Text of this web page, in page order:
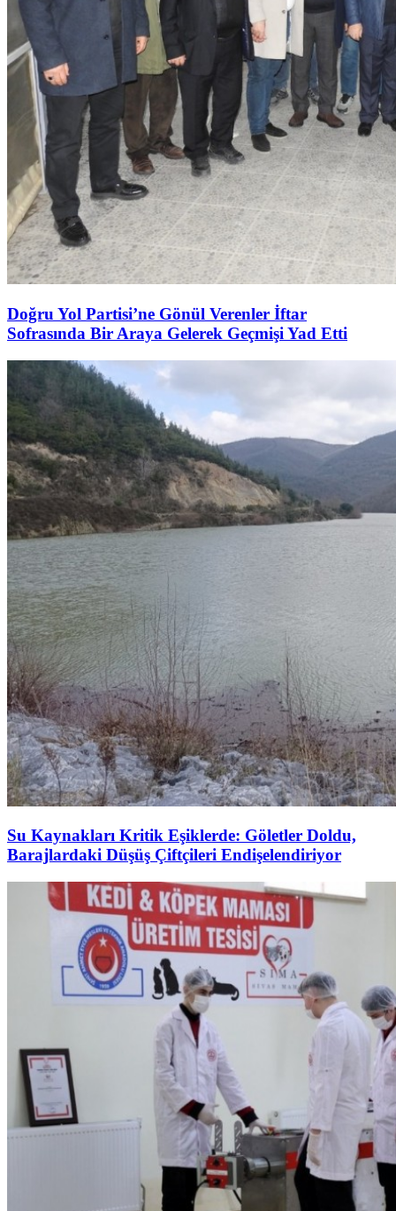
Doğru Yol Partisi’ne Gönül Verenler İftar
Sofrasında Bir Araya Gelerek Geçmişi Yad Etti
Su Kaynakları Kritik Eşiklerde: Göletler Doldu,
Barajlardaki Düşüş Çiftçileri Endişelendiriyor